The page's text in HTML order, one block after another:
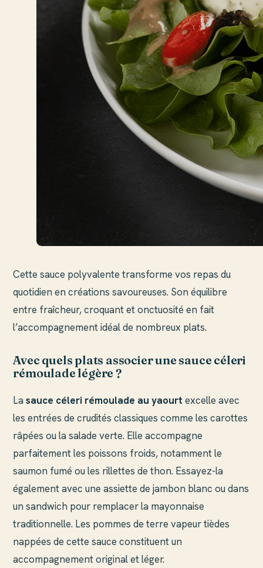
Cette sauce polyvalente transforme vos repas du
quotidien en créations savoureuses. Son équilibre
entre fraîcheur, croquant et onctuosité en fait
l’accompagnement idéal de nombreux plats.
Avec quels plats associer une sauce céleri
rémoulade légère ?
Lasauce céleri rémoulade au yaourt excelle avec
les entrées de crudités classiques comme les carottes
râpées ou la salade verte. Elle accompagne
parfaitement les poissons froids, notamment le
saumon fumé ou les rillettes de thon. Essayez-la
également avec une assiette de jambon blanc ou dans
un sandwich pour remplacer la mayonnaise
traditionnelle. Les pommes de terre vapeur tièdes
nappées de cette sauce constituent un
accompagnement original et léger.